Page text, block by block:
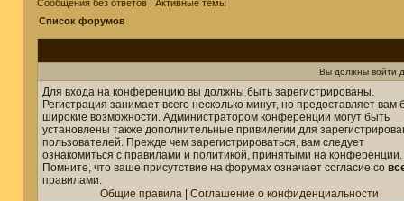
Сообщения без ответов | Активные темы
Список форумов
Вы должны войти
Для входа на конференцию вы должны быть зарегистрированы.
Регистрация занимает всего несколько минут, но предоставляет вам
широкие возможности. Администратором конференции могут быть
установлены также дополнительные привилегии для
пользователей. Прежде чем зарегистрироваться, вам следует
ознакомиться с правилами и политикой, принятыми на конференции.
Помните, что ваше присутствие на форумах означает согласие со
правилами.
Общие правила
Соглашение о конфиденциальности